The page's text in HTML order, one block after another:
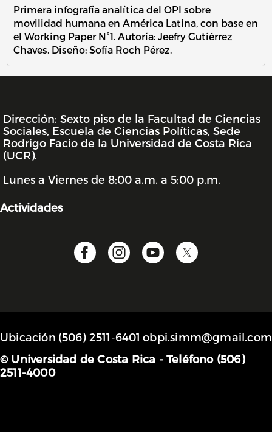
Primera infografía analítica del OPI sobre
movilidad humana en América Latina, con base en
el Working Paper N°1. Autoría: Jeefry Gutiérrez
Chaves. Diseño: Sofía Roch Pérez.
INFORMACIÓN DE LA UNIDAD
Dirección: Sexto piso de la Facultad de Ciencias
Sociales, Escuela de Ciencias Políticas, Sede
Rodrigo Facio de la Universidad de Costa Rica
(UCR).
Lunes a Viernes de 8:00 a.m. a 5:00 p.m.
Actividades
Ubicación (506) 2511-6401 obpi.simm@gmail.com
© Universidad de Costa Rica - Teléfono (506)
2511-4000